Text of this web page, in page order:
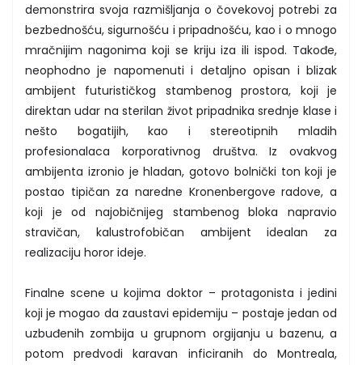
demonstrira svoja razmišljanja o čovekovoj potrebi za
bezbednošću, sigurnošću i pripadnošću, kao i o mnogo
mračnijim nagonima koji se kriju iza ili ispod. Takođe,
neophodno je napomenuti i detaljno opisan i blizak
ambijent futurističkog stambenog prostora, koji je
direktan udar na sterilan život pripadnika srednje klase i
nešto bogatijih, kao i stereotipnih mladih
profesionalaca korporativnog društva. Iz ovakvog
ambijenta izronio je hladan, gotovo bolnički ton koji je
postao tipičan za naredne Kronenbergove radove, a
koji je od najobičnijeg stambenog bloka napravio
stravičan, kalustrofobičan ambijent idealan za
realizaciju horor ideje.
Finalne scene u kojima doktor – protagonista i jedini
koji je mogao da zaustavi epidemiju – postaje jedan od
uzbuđenih zombija u grupnom orgijanju u bazenu, a
potom predvodi karavan inficiranih do Montreala,